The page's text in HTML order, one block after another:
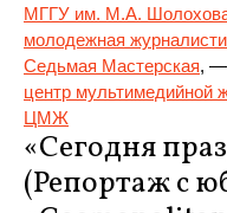
МГГУ им. М.А.
молодежная
Седьмая Мастерская, —
центр мультимедийной
ЦМЖ
«Сегодня
(Репортаж с